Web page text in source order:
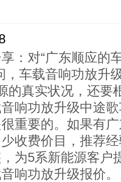
：对“广东顺应的
，车载音响功放升
的真实状况，还要
响功放升级中途
重要的。如果有
收费价目，推荐
为5系新能源客户
响功放升级报价。